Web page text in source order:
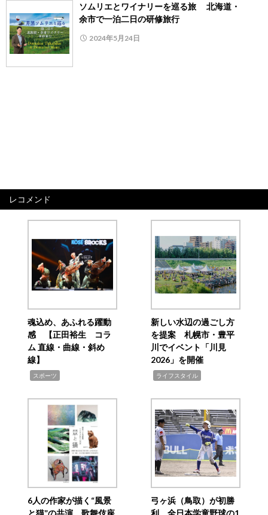
ソムリエとワイナリーを巡る旅 北海道・
余市で一泊二日の研修旅行
2024年5月24日
レコメンド
魂込め、あふれる躍動
感 【正田裕生 コラ
ム 直線・曲線・斜め
線】
スポーツ
新しい水辺の過ごし方
を提案 札幌市・豊平
川でイベント「川見
2026」を開催
ライフスタイル
6人の作家が描く“風景
弓ヶ浜（鳥取）が初勝